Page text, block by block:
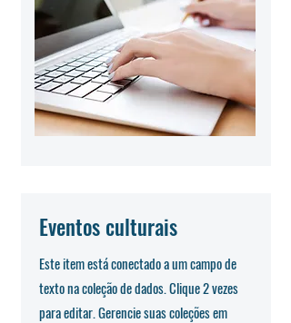
Eventos culturais
Este item está conectado a um campo de
texto na coleção de dados. Clique 2 vezes
para editar. Gerencie suas coleções em